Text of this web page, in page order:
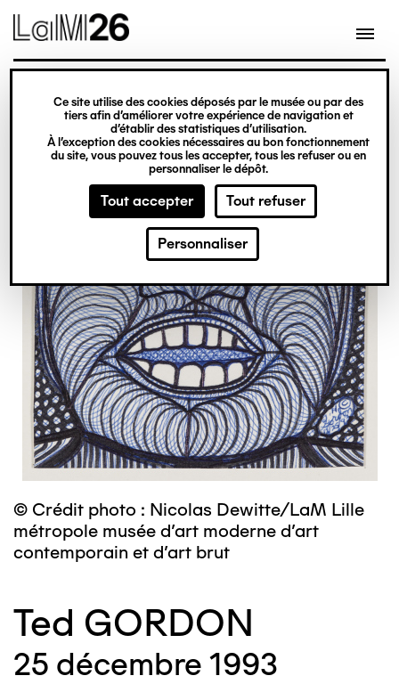
Gestion des cookies
Ce site utilise des cookies déposés par le musée ou par des
tiers afin d’améliorer votre expérience de navigation et
d’établir des statistiques d’utilisation.
À l’exception des cookies nécessaires au bon fonctionnement
du site, vous pouvez tous les accepter, tous les refuser ou en
personnaliser le dépôt.
Tout accepter Tout refuser
Personnaliser
contenu
© Crédit photo : Nicolas Dewitte/LaM Lille
métropole musée d’art moderne d’art
contemporain et d’art brut
Ted GORDON
25 décembre 1993